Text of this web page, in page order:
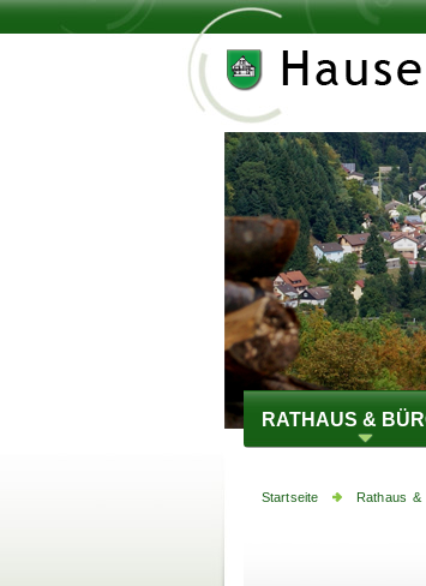
RATHAUS &
Startseite Rathaus &